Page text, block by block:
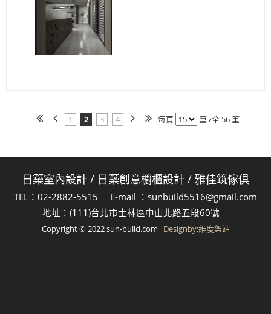
1 2 3 4 每頁 筆 /全 56 筆
日築室內設計 / 日築創意櫥櫃設計 / 雅佳筑傢俱
TEL：02-2882-5515 E-mail ：sunbuild5516@gmail.com
地址：(111)台北市士林區中山北路五段60號
Copyright © 2022 sun-build.com Designby:維度架站